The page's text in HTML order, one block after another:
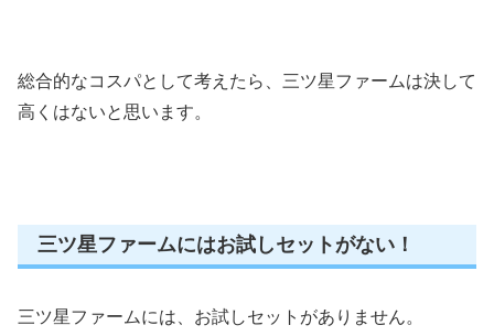
総合的なコスパとして考えたら、三ツ星ファームは決して
高くはないと思います。
三ツ星ファームにはお試しセットがない！
三ツ星ファームには、お試しセットがありません。